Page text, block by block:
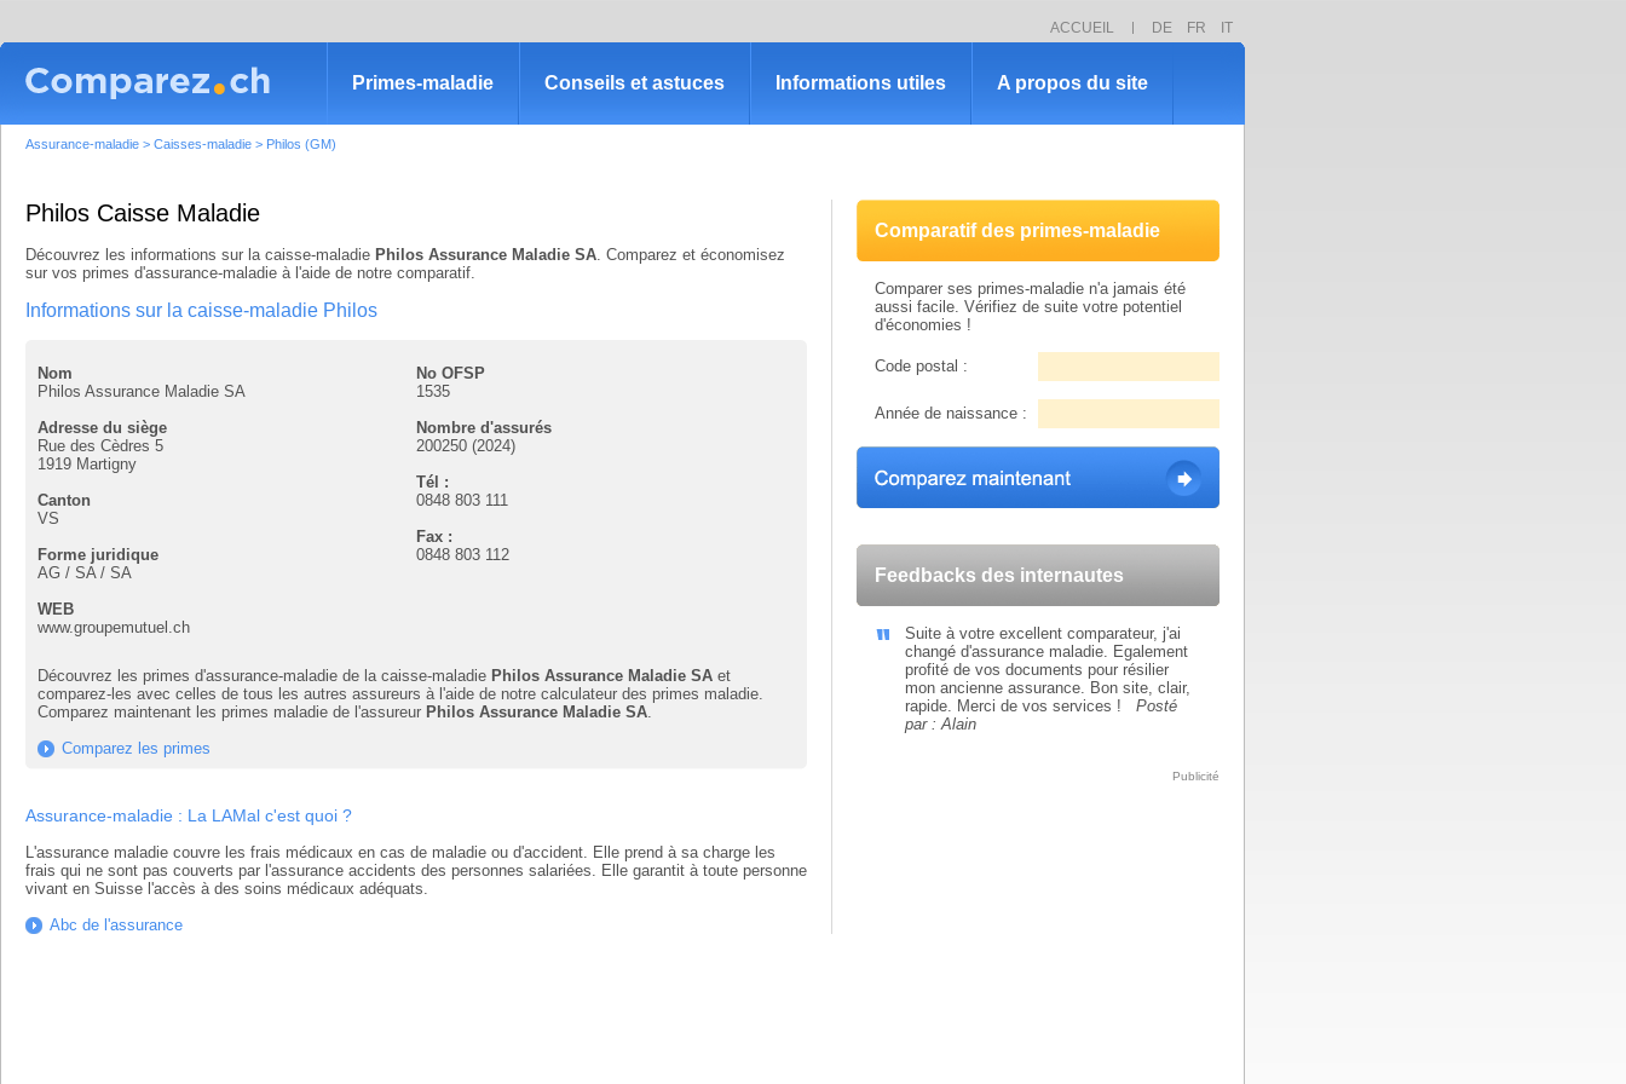
ACCUEIL DE FR IT
Primes-maladie Conseils et astuces Informations utiles A propos du site
Assurance-maladie > Caisses-maladie > Philos (GM)
Philos Caisse Maladie
Découvrez les informations sur la caisse-maladie Philos Assurance Maladie SA. Comparez et économisez
sur vos primes d'assurance-maladie à l'aide de notre comparatif.
Informations sur la caisse-maladie Philos
Nom
Philos Assurance Maladie SA
Adresse du siège
Rue des Cèdres 5
1919 Martigny
Canton
VS
Forme juridique
AG / SA / SA
WEB
www.groupemutuel.ch
No OFSP
1535
Nombre d'assurés
200250 (2024)
Tél :
0848 803 111
Fax :
0848 803 112
Découvrez les primes d'assurance-maladie de la caisse-maladie Philos Assurance Maladie SA et
comparez-les avec celles de tous les autres assureurs à l'aide de notre calculateur des primes maladie.
Comparez maintenant les primes maladie de l'assureur Philos Assurance Maladie SA.
Comparez les primes
Assurance-maladie : La LAMal c'est quoi ?
L'assurance maladie couvre les frais médicaux en cas de maladie ou d'accident. Elle prend à sa charge les
frais qui ne sont pas couverts par l'assurance accidents des personnes salariées. Elle garantit à toute personne
vivant en Suisse l'accès à des soins médicaux adéquats.
Abc de l'assurance
Comparatif des primes-maladie
Comparer ses primes-maladie n'a jamais été
aussi facile. Vérifiez de suite votre potentiel
d'économies !
Code postal :
Année de naissance :
Feedbacks des internautes
Suite à votre excellent comparateur, j'ai
changé d'assurance maladie. Egalement
profité de vos documents pour résilier
mon ancienne assurance. Bon site, clair,
rapide. Merci de vos services !
Posté
par : Alain
Publicité